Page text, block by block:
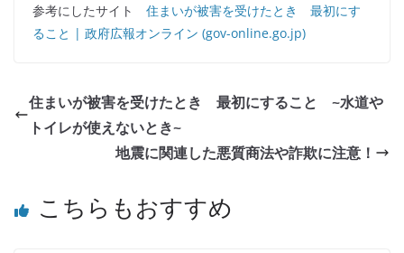
参考にしたサイト 住まいが被害を受けたとき 最初にす
ること | 政府広報オンライン (gov-online.go.jp)
住まいが被害を受けたとき 最初にすること ~水道や
トイレが使えないとき~
地震に関連した悪質商法や詐欺に注意！
こちらもおすすめ